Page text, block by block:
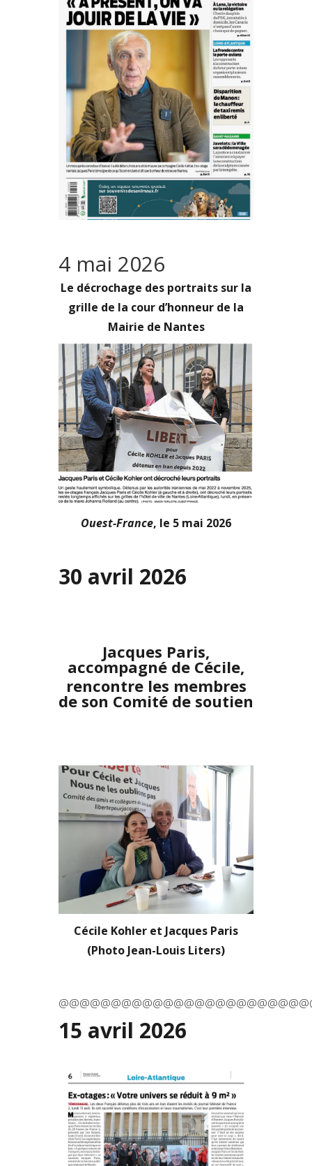
4 mai 2026
Le décrochage des portraits sur la
grille de la cour d’honneur de la
Mairie de Nantes
Ouest-France, le 5 mai 2026
30 avril 2026
Jacques Paris,
accompagné de Cécile,
rencontre les membres
de son Comité de soutien
Cécile Kohler et Jacques Paris
(Photo Jean-Louis Liters)
15 avril 2026